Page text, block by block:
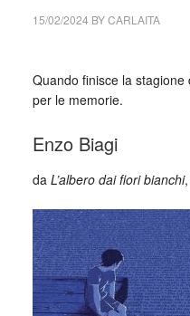
15/02/2024 BYCARLAITA
Quando finisce la
per le memorie.
Enzo Biagi
da L’albero dai fiori bianchi